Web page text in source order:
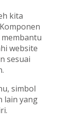
kita
website
sesuai
simbol
lain yang